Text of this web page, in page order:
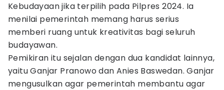
Kebudayaan jika terpilih pada Pilpres 2024. Ia
menilai pemerintah memang harus serius
memberi ruang untuk kreativitas bagi seluruh
budayawan.
Pemikiran itu sejalan dengan dua kandidat lainnya,
yaitu Ganjar Pranowo dan Anies Baswedan. Ganjar
mengusulkan agar pemerintah membantu agar